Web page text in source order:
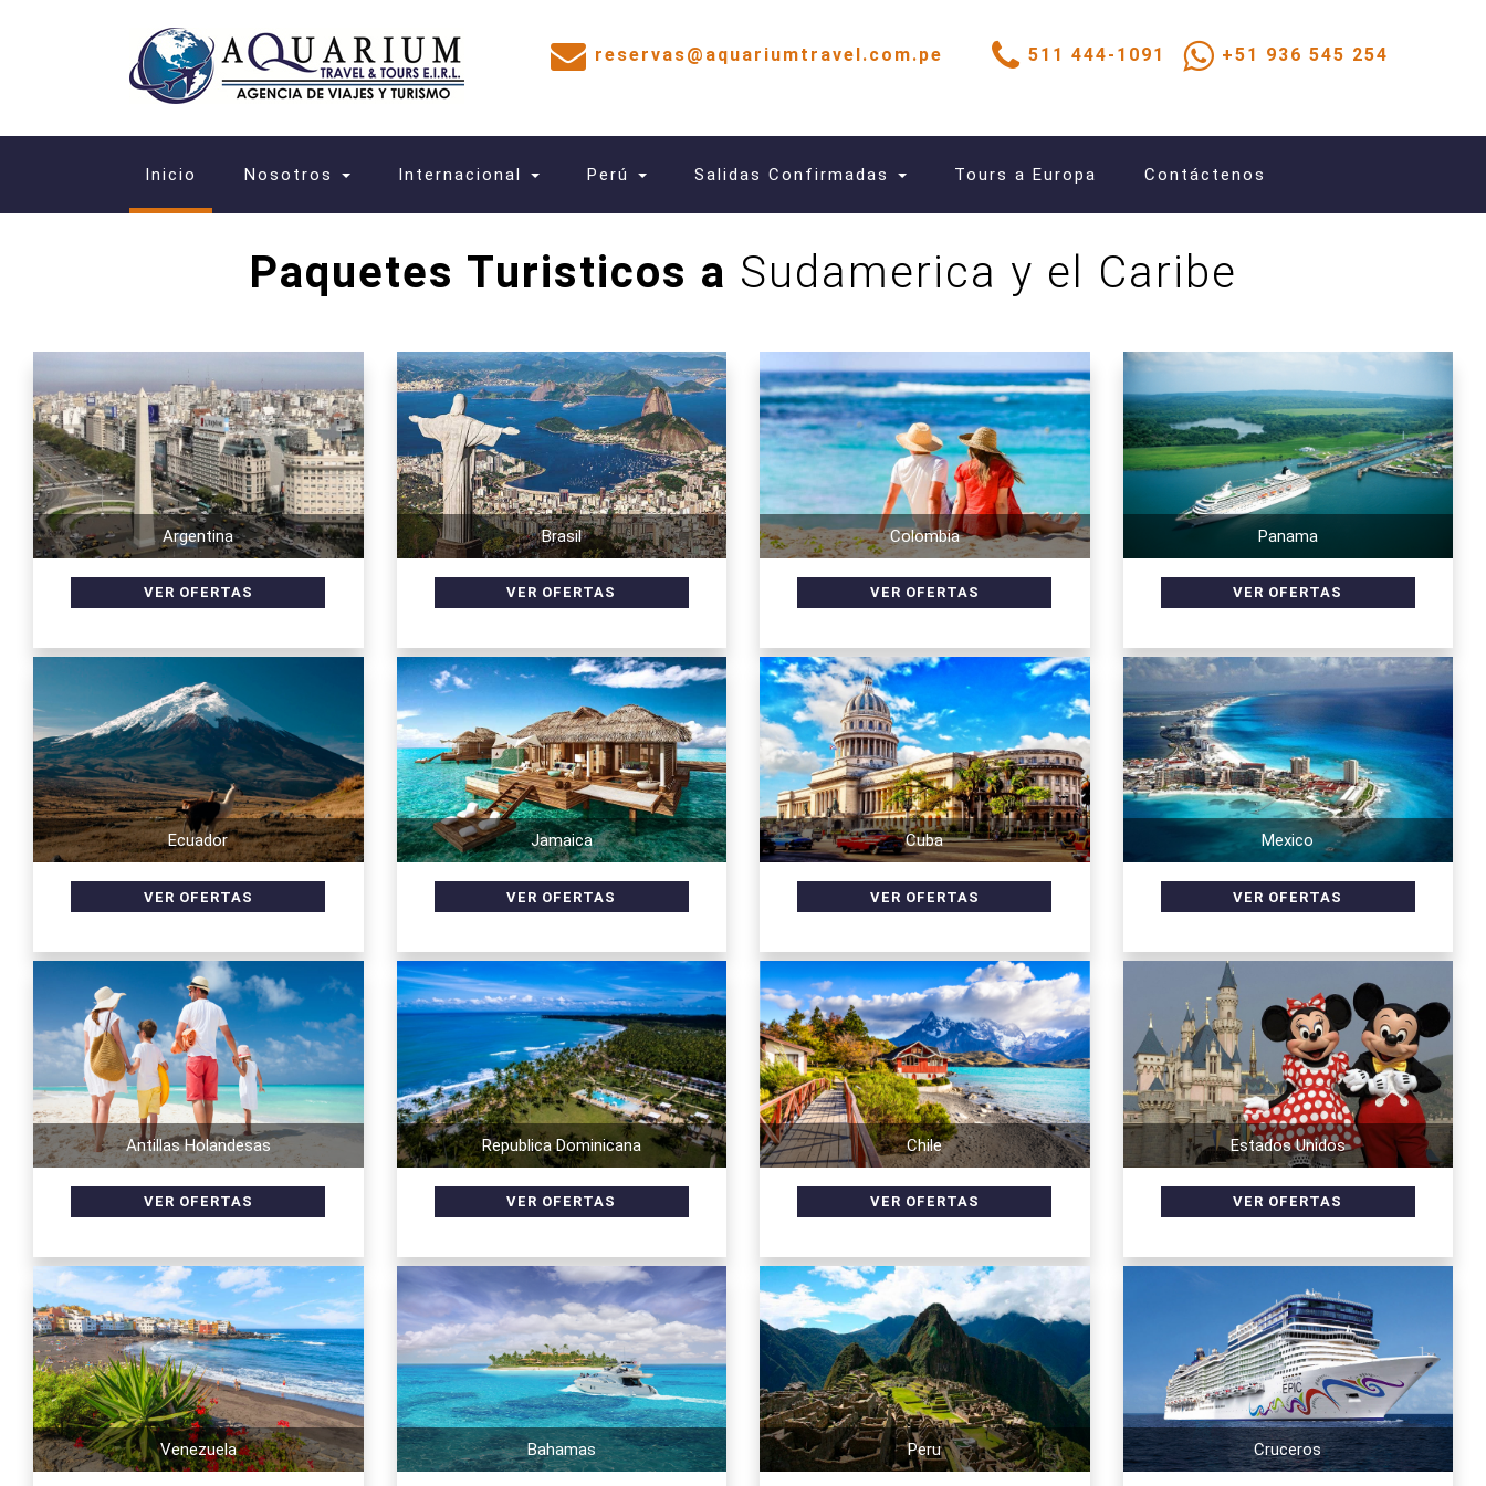
reservas@aquariumtravel.com.pe 511 444-1091 +51 936 545 254
Inicio (current)Nosotros Internacional Perú Salidas Confirmadas Tours a Europa Contáctenos
Paquetes Turisticos a Sudamerica y el Caribe
Argentina Brasil Colombia Panama
Ecuador Jamaica Cuba Mexico
Antillas Holandesas Republica Dominicana Chile Estados Unidos
Venezuela Bahamas Peru Cruceros